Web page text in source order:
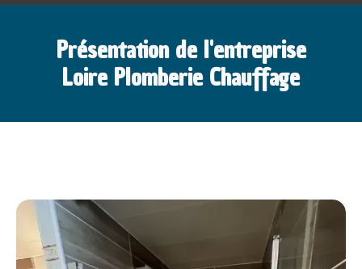
Présentation de l'entreprise
Loire Plomberie Chauffage